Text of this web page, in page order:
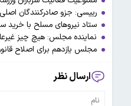
رییسی: جزو صادرکنندگان
ستاد نیروهای مسلح با خرید
نماینده مجلس: هیچ چیز
مجلس یازدهم برای اصلاح
ارسال نظر